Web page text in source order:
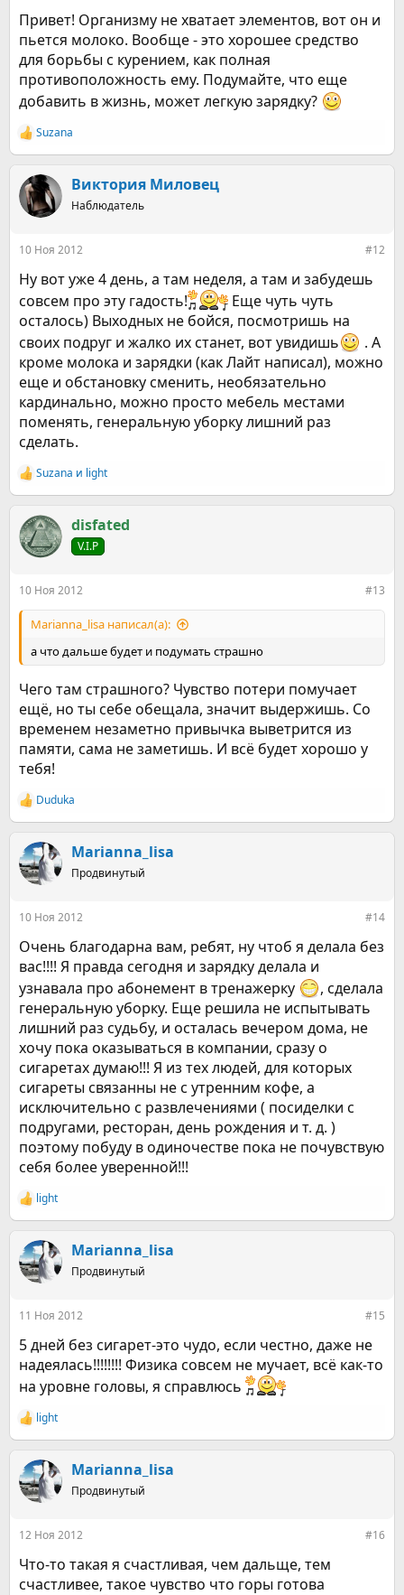
Привет! Организму не хватает элементов, вот он и
пьется молоко. Вообще - это хорошее средство
для борьбы с курением, как полная
противоположность ему. Подумайте, что еще
добавить в жизнь, может легкую зарядку?
Р
е
к
ц
и
Suzana
Виктория Миловец
Наблюдатель
10 Ноя 2012 #12
Ну вот уже 4 день, а там неделя, а там и забудешь
совсем про эту гадость!
Еще чуть чуть
осталось) Выходных не бойся, посмотришь на
своих подруг и жалко их станет, вот увидишь
. А
кроме молока и зарядки (как Лайт написал), можно
еще и обстановку сменить, необязательно
кардинально, можно просто мебель местами
поменять, генеральную уборку лишний раз
сделать.
Р
е
к
ц
и
Suzana и light
disfated
V.I.P
10 Ноя 2012 #13
Marianna_lisa написал(а):
а что дальше будет и подумать страшно
Чего там страшного? Чувство потери помучает
ещё, но ты себе обещала, значит выдержишь. Со
временем незаметно привычка выветрится из
памяти, сама не заметишь. И всё будет хорошо у
тебя!
Р
е
к
ц
и
Duduka
Marianna_lisa
Продвинутый
10 Ноя 2012 #14
Очень благодарна вам, ребят, ну чтоб я делала без
вас!!!! Я правда сегодня и зарядку делала и
узнавала про абонемент в тренажерку
, сделала
генеральную уборку. Еще решила не испытывать
лишний раз судьбу, и осталась вечером дома, не
хочу пока оказываться в компании, сразу о
сигаретах думаю!!! Я из тех людей, для которых
сигареты связанны не с утренним кофе, а
исключительно с развлечениями ( посиделки с
подругами, ресторан, день рождения и т. д. )
поэтому побуду в одиночестве пока не почувствую
себя более уверенной!!!
Р
е
к
ц
и
light
Marianna_lisa
Продвинутый
11 Ноя 2012 #15
5 дней без сигарет-это чудо, если честно, даже не
надеялась!!!!!!!! Физика совсем не мучает, всё как-то
на уровне головы, я справлюсь
Р
е
к
ц
и
light
Marianna_lisa
Продвинутый
12 Ноя 2012 #16
Что-то такая я счастливая, чем дальще, тем
счастливее, такое чувство что горы готова